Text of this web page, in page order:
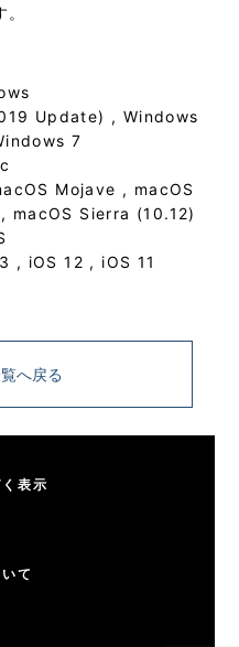
。
Update) , Windows
7
Mojave , macOS
macOS Sierra‎ (10.12)
, iOS 12 , iOS 11
へ戻る
表示
て